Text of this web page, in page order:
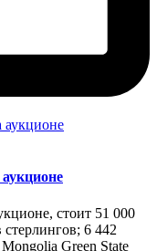
стоит 51 000
6 442
Green State